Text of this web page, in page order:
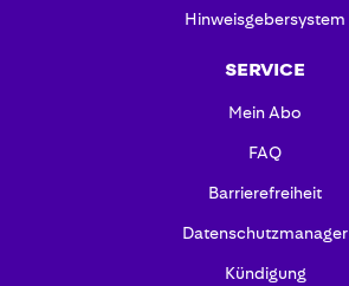
Hinweisgebersystem
SERVICE
Mein Abo
FAQ
Barrierefreiheit
Datenschutzmanager
Kündigung